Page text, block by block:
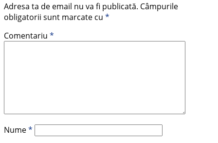
Adresa ta de email nu va fi publicată. Câmpurile
obligatorii sunt marcate cu *
Comentariu *
Nume*